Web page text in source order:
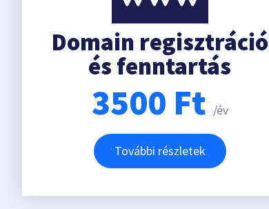
Domain regisztráció
és fenntartás
3500 Ft /év
További részletek